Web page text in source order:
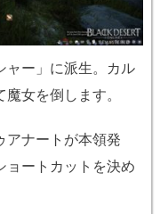
ャー」に派生。カル
女を倒します。
アナートが本領発
ョートカットを決め